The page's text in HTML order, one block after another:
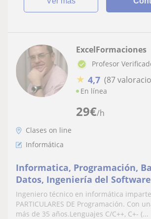
29€/h
ExcelFormaciones
Profesor
★ 4,7 (87
En línea
Clases on line
Informática
Informatica, Programación,
Datos, Ingeniería del Software
asesoria en PFC/G)
Ingeniero técnico en informática imparte
PARTICULARES DE Programación. Con
más de 35 años.Lenguajes C/C++, C+- (...